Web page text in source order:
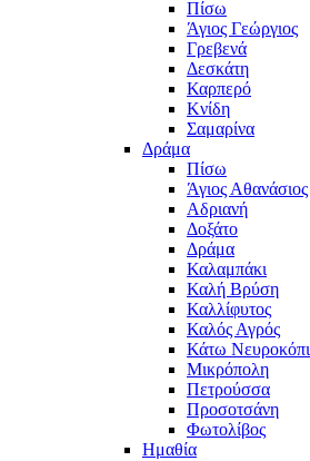
Πίσω
Άγιος Γεώργιος
Γρεβενά
Δεσκάτη
Καρπερό
Κνίδη
Σαμαρίνα
Δράμα
Πίσω
Άγιος Αθανάσιος
Αδριανή
Δοξάτο
Δράμα
Καλαμπάκι
Καλή Βρύση
Καλλίφυτος
Καλός Αγρός
Κάτω Νευροκόπι
Μικρόπολη
Πετρούσσα
Προσοτσάνη
Φωτολίβος
Ημαθία